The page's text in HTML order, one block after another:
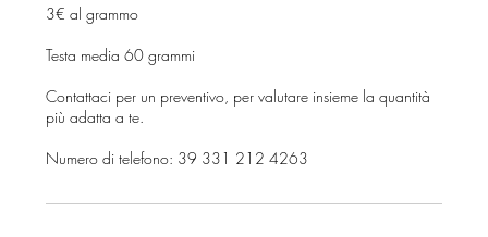
3€ al grammo
Testa media 60 grammi
Contattaci per un preventivo, per valutare insieme la quantità
più adatta a te.
Numero di telefono: 39 331 212 4263